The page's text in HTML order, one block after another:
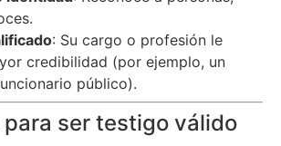
: Su cargo o profesión le
credibilidad (por ejemplo, un
público).
para ser testigo válido